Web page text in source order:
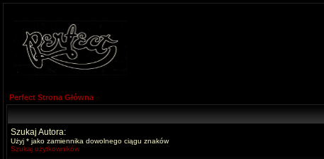
Perfect Strona Główna
Szukaj Autora:
Użyj * jako zamiennika dowolnego ciągu znaków
Szukaj użytkowników